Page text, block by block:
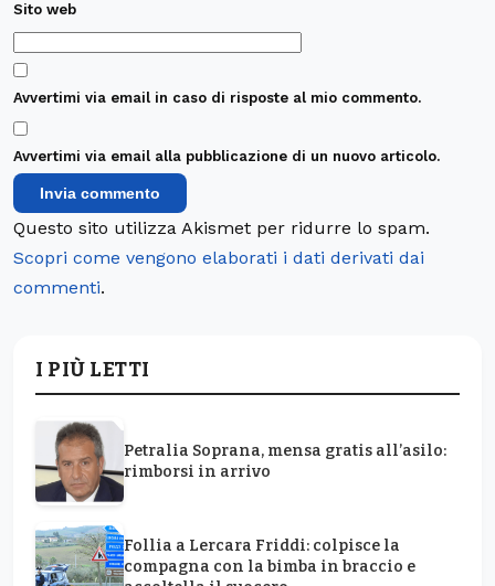
Sito web
Avvertimi via email in caso di risposte al mio commento.
Avvertimi via email alla pubblicazione di un nuovo articolo.
Questo sito utilizza Akismet per ridurre lo spam.
Scopri come vengono elaborati i dati derivati dai
commenti.
I PIÙ LETTI
Petralia Soprana, mensa gratis all’asilo:
rimborsi in arrivo
Follia a Lercara Friddi: colpisce la
compagna con la bimba in braccio e